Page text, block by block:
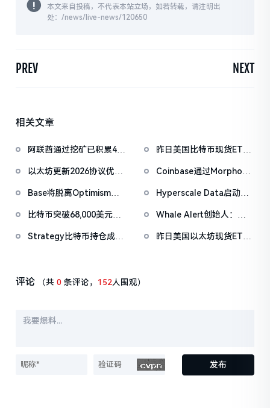
本文来自投稿，不代表本站立场，如若转载，请注明出
处：/news/live-news/120650
PREV NEXT
相关文章
阿联酋通过挖矿已积累4.5
昨日美国比特币现货ETF
坊ETF净流出4180万美元
以太坊更新2026协议优先
于上半年进行
Coinbase通过Morpho扩
增XRP、DOGE、ADA与
LTC
Base将脱离Optimism生
栈
Hyperscale Data启动战
10万盎司白银
比特币突破68,000美元，
Whale Alert创始人：
2023年底，或临近三年盈
Strategy比特币持仓成本
昨日美国以太坊现货ETF
评论 （共0 条评论， 152人围观）
发布